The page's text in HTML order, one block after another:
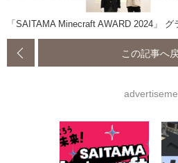
「SAITAMA Minecraft AWARD 2024」
この記事へ